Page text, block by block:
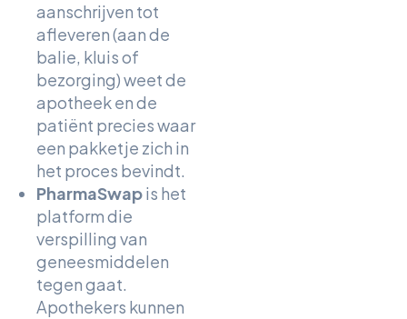
aanschrijven tot
afleveren (aan de
balie, kluis of
bezorging) weet de
apotheek en de
patiënt precies waar
een pakketje zich in
het proces bevindt.
PharmaSwapis het
platform die
verspilling van
geneesmiddelen
tegen gaat.
Apothekers kunnen